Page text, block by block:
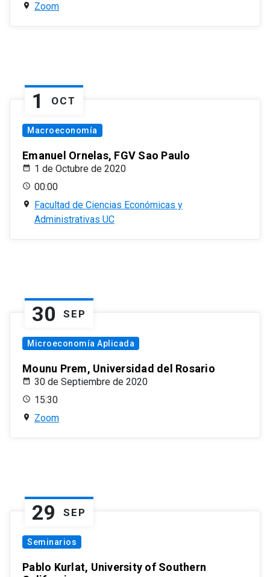
Zoom
1 OCT
Macroeconomía
Emanuel Ornelas, FGV Sao Paulo
1 de Octubre de 2020
00:00
Facultad de Ciencias Económicas y
Administrativas UC
30 SEP
Microeconomía Aplicada
Mounu Prem, Universidad del Rosario
30 de Septiembre de 2020
15:30
Zoom
29 SEP
Seminarios
Pablo Kurlat, University of Southern